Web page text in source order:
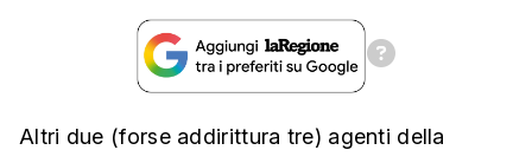
Altri due (forse addirittura tre) agenti della